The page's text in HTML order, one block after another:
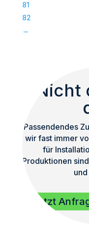
81
82
→
Nicht
Passendendes
wir fast immer
für
Produktionen
Jetzt